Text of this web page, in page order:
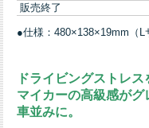
販売終了
●仕様：480×138×19mm（L
ドライビングストレ
マイカーの高級感が
車並みに。